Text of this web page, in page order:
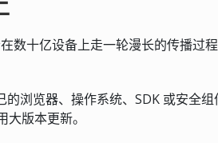
数十亿设备上走一轮漫长的传播过
浏览器、操作系统、SDK 或安全
版本更新。